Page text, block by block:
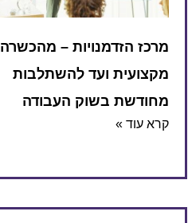
מרכז הזדמנויות – מהכשרה
מקצועית ועד להשתלבות
מחודשת בשוק העבודה
קרא עוד »